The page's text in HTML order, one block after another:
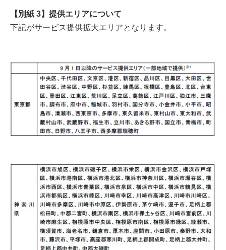
【別紙 3】提供エリアについて
下記がサービス提供拡大エリアとなります。